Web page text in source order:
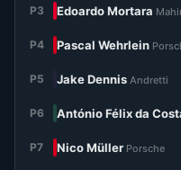
P3 Edoardo Mortara
P4 Pascal Wehrlein
P5 Jake Dennis Andretti
P6 António Félix da
P7 Nico Müller Porsche